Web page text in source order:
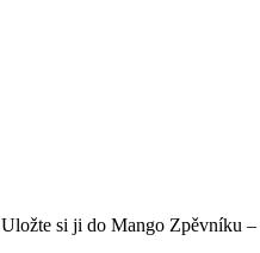
Uložte si ji do Mango Zpěvníku –